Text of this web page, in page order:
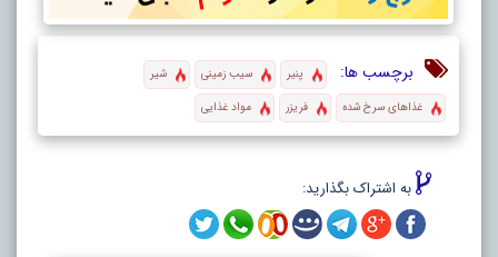
برچسب ها: پنیر سیب زمینی
شیر
غذا‌های سرخ شده
فریزر مواد غذایی
به اشتراک بگذارید: